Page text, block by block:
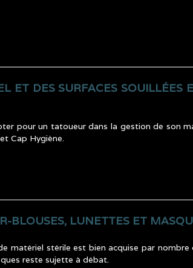
ET DES SURFACES SOUILLÉES
pour un tatoueur dans la gestion de son
Cap Hygiène.
BLOUSES, LUNETTES ET
matériel stérile est bien acquise par
reste sujette à débat.